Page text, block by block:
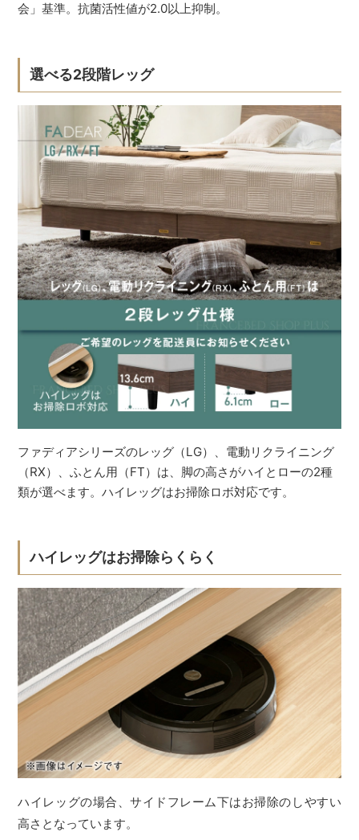
会」基準。抗菌活性値が2.0以上抑制。
選べる2段階レッグ
ファディアシリーズのレッグ（LG）、電動リクライニング
（RX）、ふとん用（FT）は、脚の高さがハイとローの2種
類が選べます。ハイレッグはお掃除ロボ対応です。
ハイレッグはお掃除らくらく
ハイレッグの場合、サイドフレーム下はお掃除のしやすい
高さとなっています。